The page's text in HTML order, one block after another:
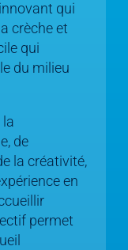
qui
crèche et
qui
du milieu
la
de
la créativité,
en
permet